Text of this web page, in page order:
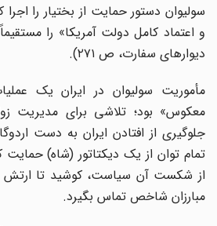
سولیوان دستور حمایت از بختیار را
و اعتماد کامل دولت آمریکا» را
دیوارهای سفارت، ص ۲۷۱).
مأموریت سولیوان در ایران یک
معکوس» بود؛ تلاشی برای مدیریت
جلوگیری از افتادن ایران به دست
تمام توان از یک دیکتاتور (شاه) حمایت
از شکست آن سیاست، کوشید تا ارتش
مبارزان شاخص تماس بگیرد.